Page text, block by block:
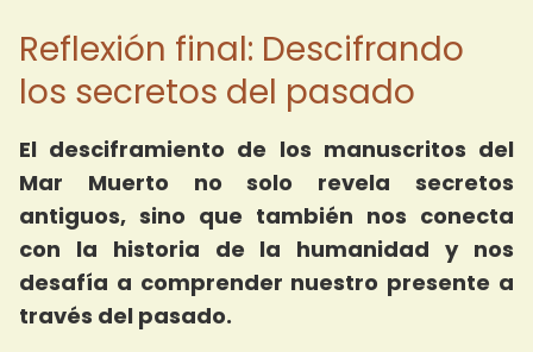
Reflexión final: Descifrando
los secretos del pasado
El desciframiento de los manuscritos del
Mar Muerto no solo revela secretos
antiguos, sino que también nos conecta
con la historia de la humanidad y nos
desafía a comprender nuestro presente a
través del pasado.